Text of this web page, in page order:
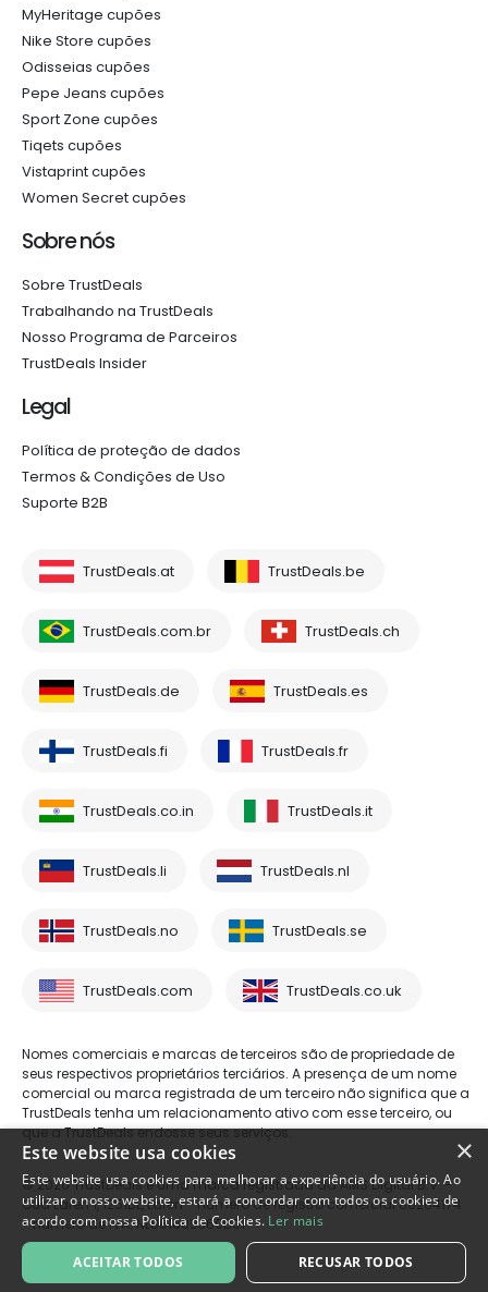
MyHeritage cupões
Nike Store cupões
Odisseias cupões
Pepe Jeans cupões
Sport Zone cupões
Tiqets cupões
Vistaprint cupões
Women Secret cupões
Sobre nós
Sobre TrustDeals
Trabalhando na TrustDeals
Nosso Programa de Parceiros
TrustDeals Insider
Legal
Política de proteção de dados
Termos & Condições de Uso
Suporte B2B
TrustDeals.at TrustDeals.be
TrustDeals.com.br TrustDeals.ch
TrustDeals.de TrustDeals.es
TrustDeals.fi TrustDeals.fr
TrustDeals.co.in TrustDeals.it
TrustDeals.li TrustDeals.nl
TrustDeals.no TrustDeals.se
TrustDeals.com TrustDeals.co.uk
Nomes comerciais e marcas de terceiros são de propriedade de
seus respectivos proprietários terciários. A presença de um nome
comercial ou marca registrada de um terceiro não significa que a
TrustDeals tenha um relacionamento ativo com esse terceiro, ou
que a TrustDeals endosse seus serviços.
© 2026 TrustDeals é uma marca registrada da AMS Digital B.V. -
Oud Laren 1, 1251BL, Laren - número de registro comercial 80264174
- número de IVA: NL861609360B01
×
Este website usa cookies
Este website usa cookies para melhorar a experiência do usuário. Ao
utilizar o nosso website, estará a concordar com todos os cookies de
acordo com nossa Política de Cookies. Ler mais
ACEITAR TODOS RECUSAR TODOS